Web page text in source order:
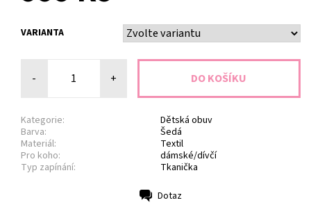
VARIANTA
- +
Kategorie:
Dětská obuv
Barva:
Šedá
Materiál:
Textil
Pro koho:
dámské/dívčí
Typ zapínání:
Tkanička
Dotaz